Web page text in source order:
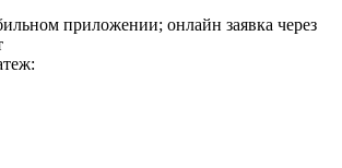
приложении; онлайн заявка через